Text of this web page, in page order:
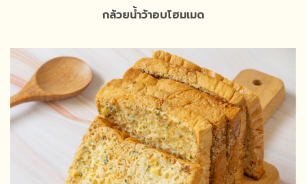
กล้วยน้ำว้าอบโฮมเมด